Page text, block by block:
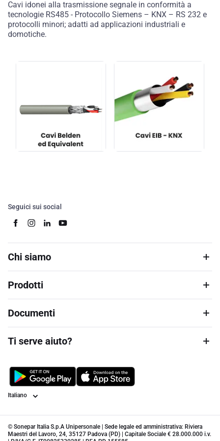
Cavi idonei alla trasmissione segnale in conformità a
tecnologie RS485 - Protocollo Siemens – KNX – RS 232 e
protocolli minori; adatti ad applicazioni industriali e
domotiche.
Seguici sui social
Chi siamo
Prodotti
Documenti
Ti serve aiuto?
Lingua
© Sonepar Italia S.p.A Unipersonale | Sede legale ed amministrativa: Riviera
Maestri del Lavoro, 24, 35127 Padova (PD) | Capitale Sociale € 28.000.000 i.v.